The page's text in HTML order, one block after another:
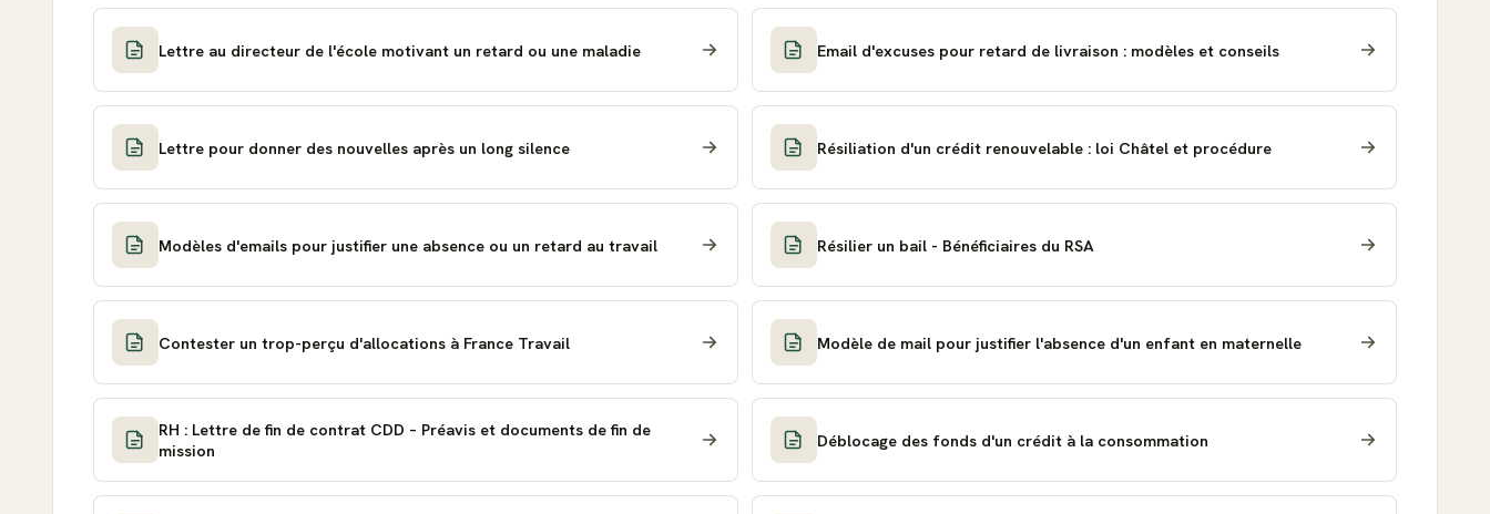
Lettre au directeur de l'école motivant un retard ou une maladie Email d'excuses pour retard de livraison : modèles et conseils
Lettre pour donner des nouvelles après un long silence Résiliation d'un crédit renouvelable : loi Châtel et procédure
Modèles d'emails pour justifier une absence ou un retard au travail Résilier un bail - Bénéficiaires du RSA
Contester un trop-perçu d'allocations à France Travail Modèle de mail pour justifier l'absence d'un enfant en maternelle
RH : Lettre de fin de contrat CDD – Préavis et documents de fin de
mission
Déblocage des fonds d'un crédit à la consommation